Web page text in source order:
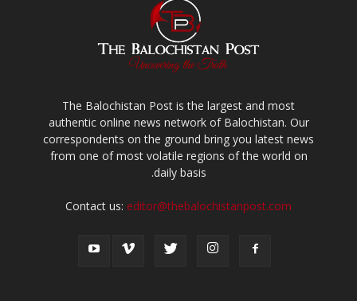
The Balochistan Post is the largest and most
authentic online news network of Balochistan. Our
correspondents on the ground bring you latest news
from one of most volatile regions of the world on
daily basis.
Contact us: editor@thebalochistanpost.com